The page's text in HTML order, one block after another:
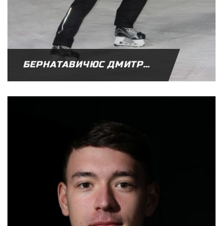
БЕРНАТАВИЧЮС ДМИТРИЙ АНТАНАСОВИЧ